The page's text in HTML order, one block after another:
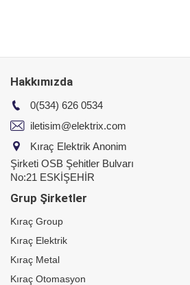
Hakkımızda
0(534) 626 0534
iletisim@elektrix.com
Kıraç Elektrik Anonim
Şirketi OSB Şehitler Bulvarı
No:21 ESKİŞEHİR
Grup Şirketler
Kıraç Group
Kıraç Elektrik
Kıraç Metal
Kıraç Otomasyon